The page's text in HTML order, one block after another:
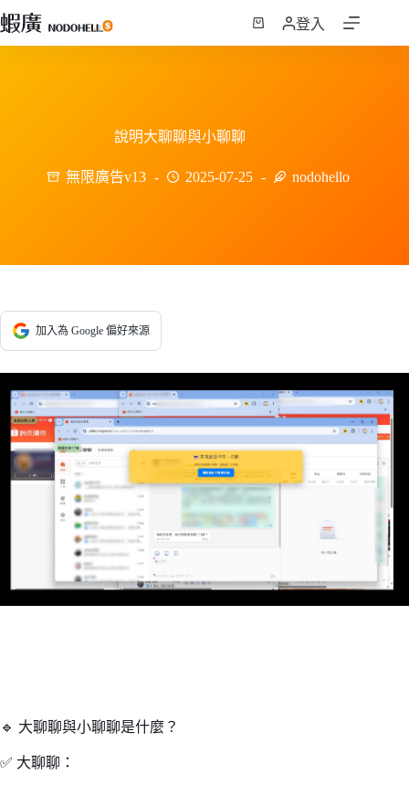
跳
至
登入
說明大聊聊與小聊聊
無限廣告v13 2025-07-25 nodohello
加入為 Google 偏好來源
🔹 大聊聊與小聊聊是什麼？
✅ 大聊聊：